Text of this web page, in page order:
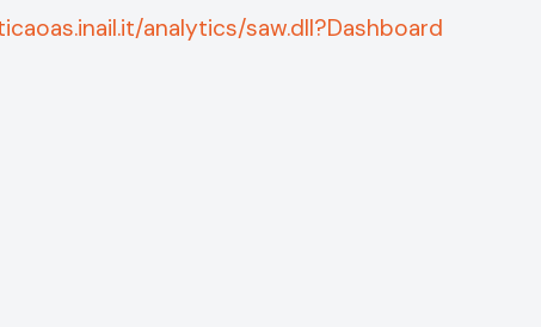
analytics/saw.dll?Dashboard